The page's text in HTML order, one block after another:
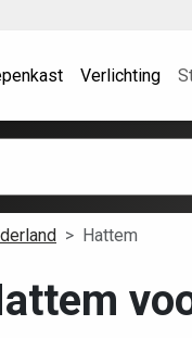
Verlichting
Hattem